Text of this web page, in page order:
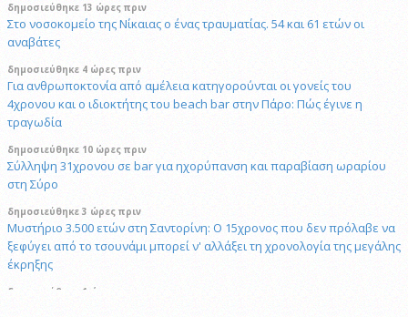
δημοσιεύθηκε 13 ώρες πριν
Στο νοσοκομείο της Νίκαιας ο ένας τραυματίας. 54 και 61 ετών οι
αναβάτες
δημοσιεύθηκε 4 ώρες πριν
Για ανθρωποκτονία από αμέλεια κατηγορούνται οι γονείς του
4χρονου και ο ιδιοκτήτης του beach bar στην Πάρο: Πώς έγινε η
τραγωδία
δημοσιεύθηκε 10 ώρες πριν
Σύλληψη 31χρονου σε bar για ηχορύπανση και παραβίαση ωραρίου
στη Σύρο
δημοσιεύθηκε 3 ώρες πριν
Μυστήριο 3.500 ετών στη Σαντορίνη: Ο 15χρονος που δεν πρόλαβε να
ξεφύγει από το τσουνάμι μπορεί ν' αλλάξει τη χρονολογία της μεγάλης
έκρηξης
δημοσιεύθηκε 1 ώρα πριν